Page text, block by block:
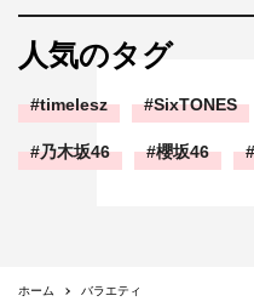
人気のタグ
timelesz SixTONES
乃木坂46 櫻坂46
ホーム
バラエティ